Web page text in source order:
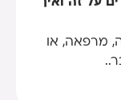
מרפאה, או